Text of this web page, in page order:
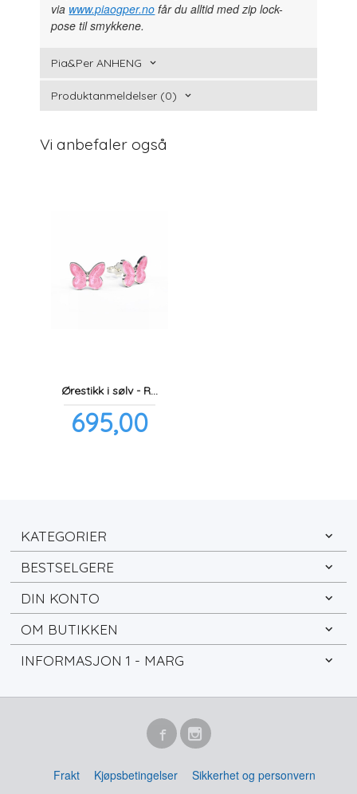
via www.piaogper.no får du alltid med zip lock-
pose til smykkene.
Pia&Per ANHENG
Produktanmeldelser (0)
Vi anbefaler også
Ørestikk i sølv - Rosa sommerfugler
Pris
695,00inkl.
mva.
KATEGORIER
BESTSELGERE
DIN KONTO
OM BUTIKKEN
INFORMASJON 1 - MARG
Frakt Kjøpsbetingelser Sikkerhet og personvern